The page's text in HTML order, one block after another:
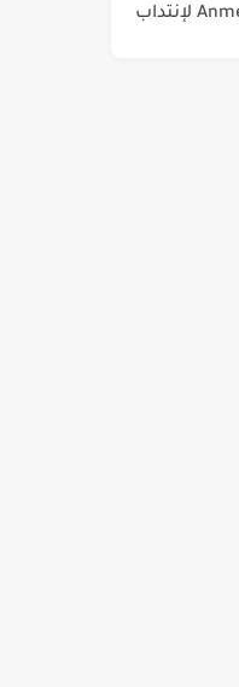
الطاقة Anme لإنتداب